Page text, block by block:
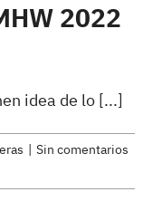
2022
idea de lo [...]
| Sin comentarios